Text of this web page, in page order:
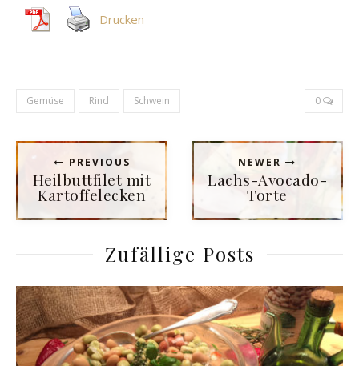
Drucken
Gemüse Rind Schwein 0
PREVIOUS
Heilbuttfilet mit
Kartoffelecken
NEWER
Lachs-Avocado-
Torte
Zufällige Posts